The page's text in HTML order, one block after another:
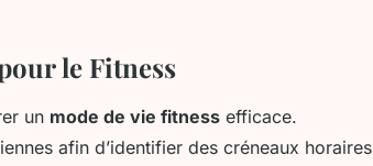
le Fitness
un mode de vie fitness efficace.
afin d’identifier des créneaux horaires